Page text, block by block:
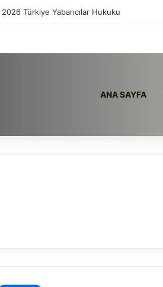
2026 Türkiye Yabancılar Hukuku
ANA SAYFA